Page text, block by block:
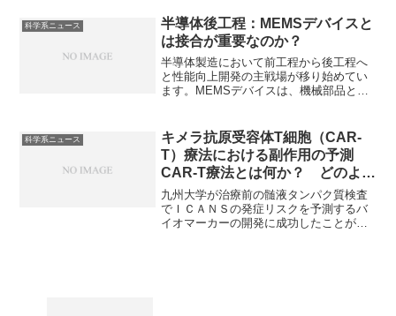
属で、航空宇宙、医療、スポーツ、建
築、化学プラントなど、幅広い分野で使
用されています。チタンの特性がなぜも
たらされるのか、どのように金属チタン
が作られているのかを知ることができま
す。
科学系ニュース
半導体後工程：MEMSデバイスと
は接合が重要なのか？
半導体製造において前工程から後工程へ
と性能向上開発の主戦場が移り始めてい
ます。MEMSデバイスは、機械部品と電
MEMSデバイスの種類や直接接合が重要
な理由を知ることができます。
科学系ニュース
キメラ抗原受容体T細胞（CAR-
T）療法における副作用の予測
CAR-T療法とは何か？ どのよう
にして予測を行うのか？
九州大学が治療前の髄液タンパク質検査
でＩＣＡＮＳの発症リスクを予測するバ
イオマーカーの開発に成功したことがニ